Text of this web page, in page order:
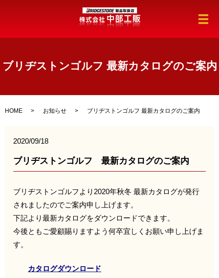
メ
ブリヂストンゴルフ 最新カタログのご案内
HOME お知らせ ブリヂストンゴルフ 最新カタログのご案内
2020/09/18
ブリヂストンゴルフ 最新カタログのご案内
ブリヂストンゴルフより2020年秋冬 最新カタログが発行
されましたのでご案内申し上げます。
下記より最新カタログをダウンロードできます。
今後ともご愛顧賜りますよう何卒宜しくお願い申し上げま
す。
カタログダウンロード